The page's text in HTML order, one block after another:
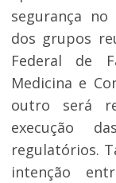
segurança
dos grupos
Federal de
Medicina e
outro será
execução
regulatórios.
intenção